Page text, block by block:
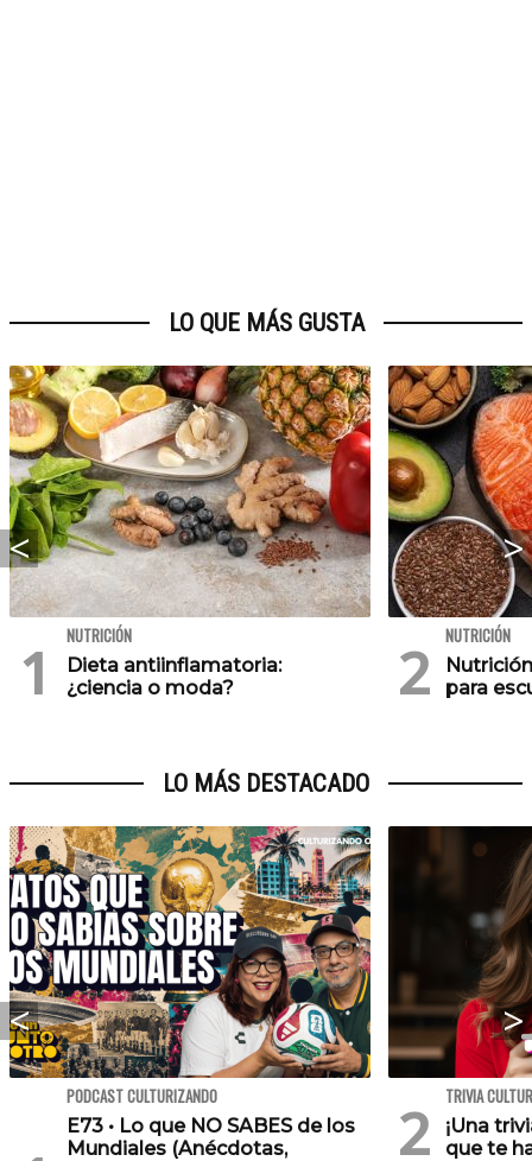
LO QUE MÁS GUSTA
NUTRICIÓN
Dieta antiinflamatoria:
¿ciencia o moda?
NUTRICIÓN
para
LO MÁS DESTACADO
PODCAST CULTURIZANDO
E73 • Lo que NO SABES de los
Mundiales (Anécdotas,
TRIVIA
¡Una
que te